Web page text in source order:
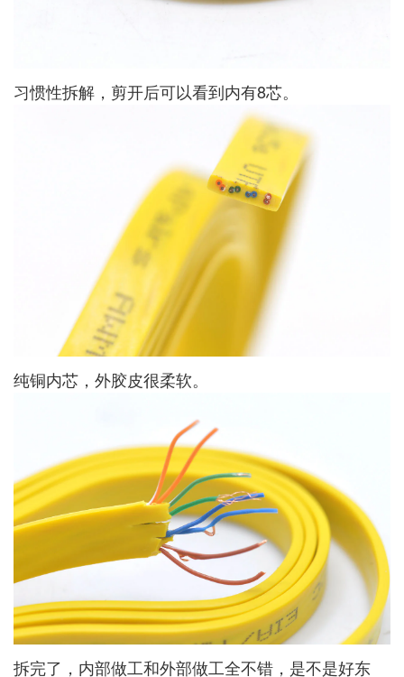
习惯性拆解，剪开后可以看到内有8芯。
纯铜内芯，外胶皮很柔软。
拆完了，内部做工和外部做工全不错，是不是好东